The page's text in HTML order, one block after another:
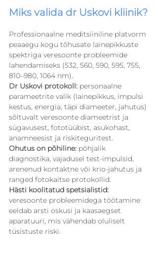
Miks valida dr Uskovi kliinik?
Professionaalne meditsiiniline platvorm
peaaegu kogu tõhusate lainepikkuste
spektriga veresoonte probleemide
lahendamiseks (532, 560, 590, 595, 755,
810–980, 1064 nm).
Dr Uskovi protokoll: personaalne
parameetrite valik (lainepikkus, impulsi
kestus, energia, täpi diameeter, jahutus)
sõltuvalt veresoonte diameetrist ja
sügavusest, fototüübist, asukohast,
anamneesist ja riskiteguritest.
Ohutus on põhiline: põhjalik
diagnostika, vajadusel test-impulsid,
arenenud kontaktne või krio-jahutus ja
ranged fotokaitse protokollid.
Hästi koolitatud spetsialistid:
veresoonte probleemidega töötamine
eeldab arsti oskusi ja kaasaegset
aparatuuri, mis vähendab oluliselt
tüsistuste riski.